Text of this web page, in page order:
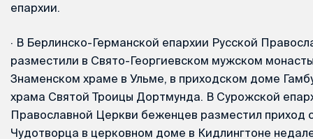
епархии.
· В Берлинско-Германской епархии Русской
разместили в Свято-Георгиевском мужском
Знаменском храме в Ульме, в приходском доме
храма Святой Троицы Дортмунда. В Сурожской
Православной Церкви беженцев разместил приход
Чудотворца в церковном доме в Кидлингтоне